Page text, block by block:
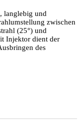
langlebig und
zwischen
(25°) und
Injektor dient der
des